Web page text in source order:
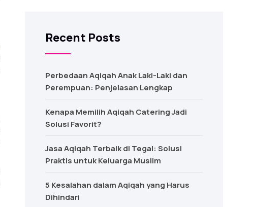
Recent Posts
Perbedaan Aqiqah Anak Laki-Laki dan
Perempuan: Penjelasan Lengkap
Kenapa Memilih Aqiqah Catering Jadi
Solusi Favorit?
Jasa Aqiqah Terbaik di Tegal: Solusi
Praktis untuk Keluarga Muslim
5 Kesalahan dalam Aqiqah yang Harus
Dihindari